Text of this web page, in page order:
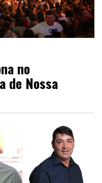
no
de Nossa